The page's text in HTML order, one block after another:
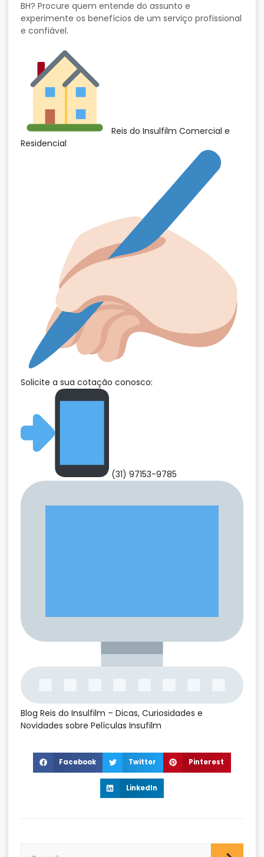
BH? Procure quem entende do assunto e
experimente os benefícios de um serviço profissional
e confiável.
Reis do Insulfilm Comercial e
Residencial
Solicite a sua cotação conosco:
(31) 97153-9785
Blog Reis do Insulfilm – Dicas, Curiosidades e
Novidades sobre Películas Insufilm
Facebook Twitter Pinterest
LinkedIn